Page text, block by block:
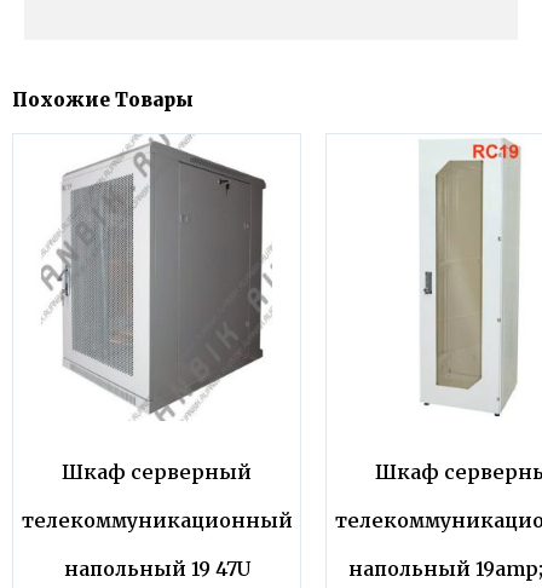
Похожие Товары
Шкаф серверный
телекоммуникационный
напольный 19 47U
Шкаф
напольный